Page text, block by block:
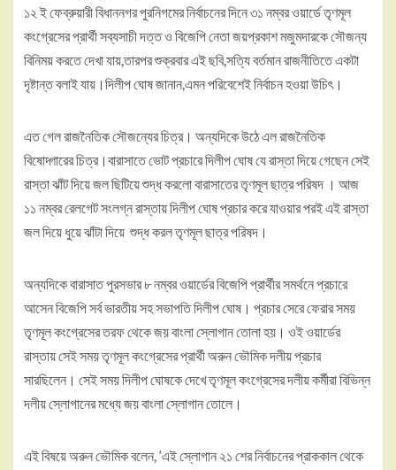
১২ ই ফেব্রুয়ারী বিধাননগর পুরনিগমের নির্বাচনের দিনে ৩১ নম্বর ওয়ার্ডে তৃণমূল
কংগ্রেসের প্রার্থী সব্যসাচী দত্ত ও বিজেপি নেতা জয়প্রকাশ মজুমদারকে সৌজন্য
বিনিময় করতে দেখা যায়,তারপর শুক্রবার এই ছবি,সত্যি বর্তমান রাজনীতিতে একটা
দৃষ্টান্ত বলাই যায়।দিলীপ ঘোষ জানান,এমন পরিবেশেই নির্বাচন হওয়া উচিৎ।
এত গেল রাজনৈতিক সৌজন্যের চিত্র। অন্যদিকে উঠে এল রাজনৈতিক
বিষোদ্গারের চিত্র।বারাসাতে ভোট প্রচারে দিলীপ ঘোষ যে রাস্তা দিয়ে গেছেন সেই
রাস্তা ঝাঁট দিয়ে জল ছিটিয়ে শুদ্ধ করলো বারাসাতের তৃণমূল ছাত্র পরিষদ । আজ
১১ নম্বর রেলগেট সংলগ্ন রাস্তায় দিলীপ ঘোষ প্রচার করে যাওয়ার পরই এই রাস্তা
জল দিয়ে ধুয়ে ঝাঁটা দিয়ে শুদ্ধ করল তৃণমূল ছাত্র পরিষদ।
অন্যদিকে বারাসাত পুরসভার ৮ নম্বর ওয়ার্ডের বিজেপি প্রার্থীর সমর্থনে প্রচারে
আসেন বিজেপি সর্ব ভারতীয় সহ সভাপতি দিলীপ ঘোষ। প্রচার সেরে ফেরার সময়
তৃণমূল কংগ্রেসের তরফ থেকে জয় বাংলা স্লোগান তোলা হয়। ওই ওয়ার্ডের
রাস্তায় সেই সময় তৃণমূল কংগ্রেসের প্রার্থী অরুন ভৌমিক দলীয় প্রচার
সারছিলেন। সেই সময় দিলীপ ঘোষকে দেখে তৃণমূল কংগ্রেসের দলীয় কর্মীরা বিভিন্ন
দলীয় স্লোগানের মধ্যে জয় বাংলা স্লোগান তোলে।
এই বিষয়ে অরুন ভৌমিক বলেন, ‘এই স্লোগান ২১ শের নির্বাচনের প্রাককাল থেকে